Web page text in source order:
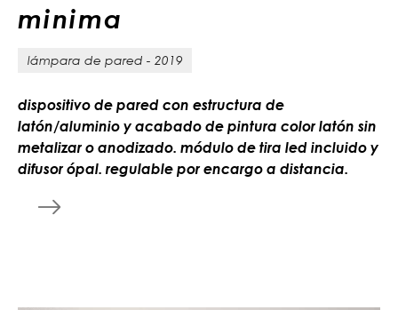
minima
lámpara de pared - 2019
dispositivo de pared con estructura de
latón/aluminio y acabado de pintura color latón sin
metalizar o anodizado. módulo de tira led incluido y
difusor ópal. regulable por encargo a distancia.